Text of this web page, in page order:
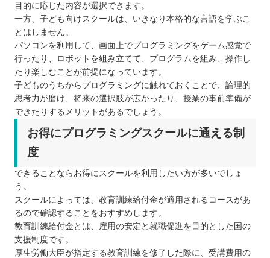
目的に応じた内容が選択できます。
一方、子ども向けスクールは、いきなり本格的な言語を学ぶこ
とはしません。
パソコンを利用して、画面上でプログラミングをゲーム感覚で
行ったり、ロボットを組み立てて、プログラムを組み、操作し
たり楽しむことが前提になっています。
子どものうちからプログラミングに触れておくことで、論理的
思考力が磨け、将来の選択肢が広がったり、授業の事前準備が
できたりするメリットがあるでしょう。
お得にプログラミングスクールに通える制
度
できることならお得にスクールを利用したい方が多いでしょ
う。
スクールによっては、教育訓練給付金が適用されるコースがあ
るので確認することをおすすめします。
教育訓練給付金とは、雇用の安定と就職促進を目的とした国の
支援制度です。
厚生労働大臣が指定する教育訓練を修了した際に、受講費用の